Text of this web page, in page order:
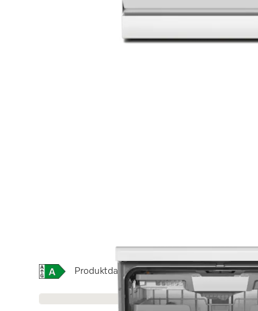
Onlinelabel Image, Energielabel
Produktdatenblatt